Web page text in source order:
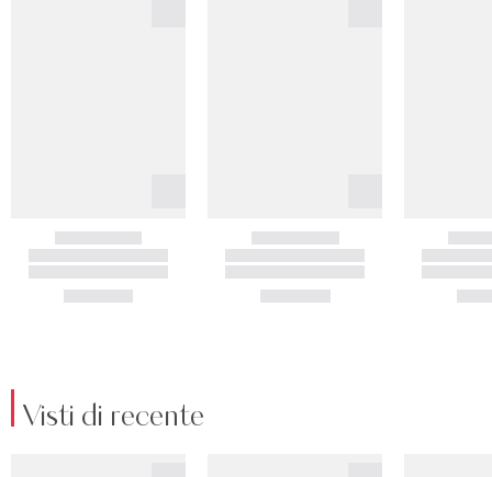
Visti di recente